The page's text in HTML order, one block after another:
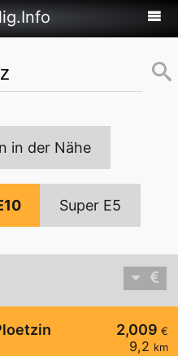
in der Nähe
Super E5
2,009 €
9,2 km